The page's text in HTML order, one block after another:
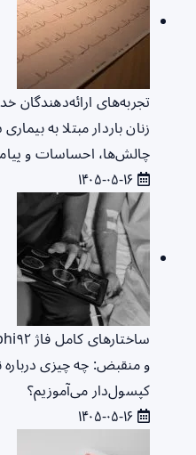
تجربه‌های ارائه‌دهندگان
زنان باردار مبتلا به
چالش‌ها، احساسات و
و منقبض: چه چیزی درباره
کپسول‌دار می‌آموزیم؟